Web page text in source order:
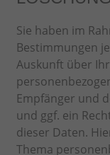
Sie haben im
Bestimmungen
Auskunft über
Empfänger und
und ggf. ein
dieser Daten.
Thema